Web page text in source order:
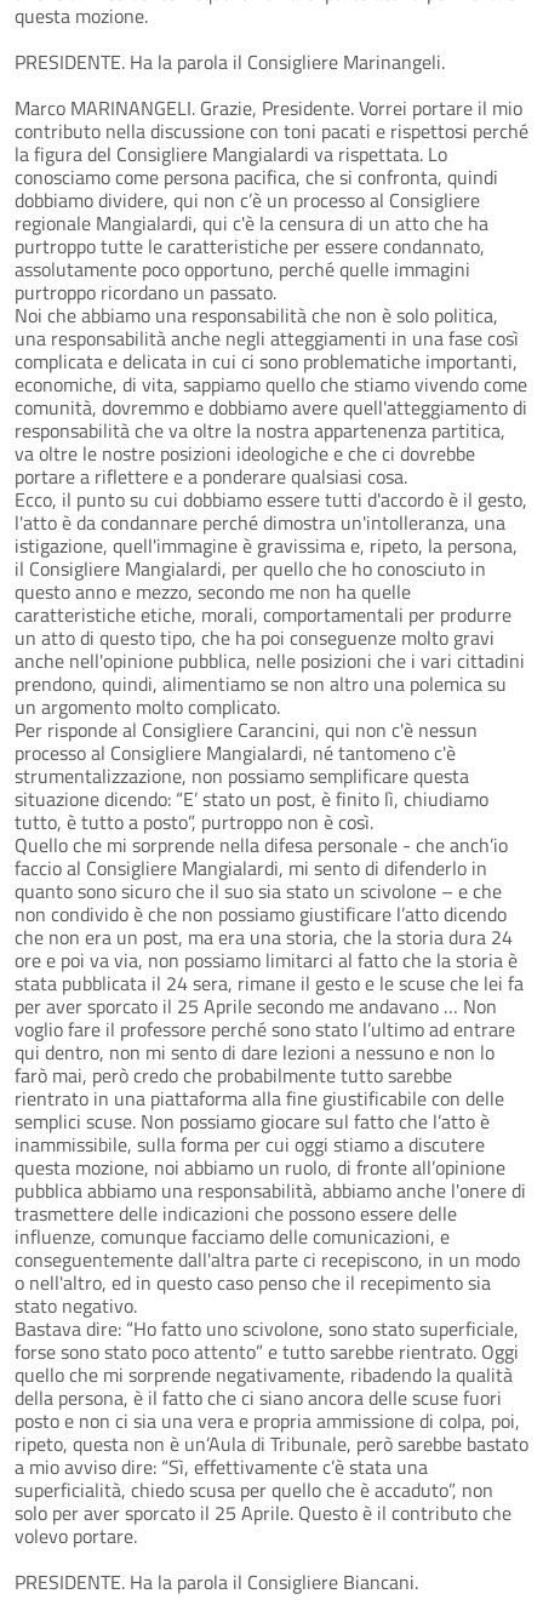
questa mozione.
PRESIDENTE. Ha la parola il Consigliere Marinangeli.
Marco MARINANGELI. Grazie, Presidente. Vorrei portare il mio
contributo nella discussione con toni pacati e rispettosi perché
la figura del Consigliere Mangialardi va rispettata. Lo
conosciamo come persona pacifica, che si confronta, quindi
dobbiamo dividere, qui non c’è un processo al Consigliere
regionale Mangialardi, qui c'è la censura di un atto che ha
purtroppo tutte le caratteristiche per essere condannato,
assolutamente poco opportuno, perché quelle immagini
purtroppo ricordano un passato.
Noi che abbiamo una responsabilità che non è solo politica,
una responsabilità anche negli atteggiamenti in una fase così
complicata e delicata in cui ci sono problematiche importanti,
economiche, di vita, sappiamo quello che stiamo vivendo come
comunità, dovremmo e dobbiamo avere quell'atteggiamento di
responsabilità che va oltre la nostra appartenenza partitica,
va oltre le nostre posizioni ideologiche e che ci dovrebbe
portare a riflettere e a ponderare qualsiasi cosa.
Ecco, il punto su cui dobbiamo essere tutti d'accordo è il gesto,
l'atto è da condannare perché dimostra un'intolleranza, una
istigazione, quell'immagine è gravissima e, ripeto, la persona,
il Consigliere Mangialardi, per quello che ho conosciuto in
questo anno e mezzo, secondo me non ha quelle
caratteristiche etiche, morali, comportamentali per produrre
un atto di questo tipo, che ha poi conseguenze molto gravi
anche nell'opinione pubblica, nelle posizioni che i vari cittadini
prendono, quindi, alimentiamo se non altro una polemica su
un argomento molto complicato.
Per risponde al Consigliere Carancini, qui non c'è nessun
processo al Consigliere Mangialardi, né tantomeno c'è
strumentalizzazione, non possiamo semplificare questa
situazione dicendo: “E’ stato un post, è finito lì, chiudiamo
tutto, è tutto a posto”, purtroppo non è così.
Quello che mi sorprende nella difesa personale - che anch’io
faccio al Consigliere Mangialardi, mi sento di difenderlo in
quanto sono sicuro che il suo sia stato un scivolone – e che
non condivido è che non possiamo giustificare l’atto dicendo
che non era un post, ma era una storia, che la storia dura 24
ore e poi va via, non possiamo limitarci al fatto che la storia è
stata pubblicata il 24 sera, rimane il gesto e le scuse che lei fa
per aver sporcato il 25 Aprile secondo me andavano … Non
voglio fare il professore perché sono stato l’ultimo ad entrare
qui dentro, non mi sento di dare lezioni a nessuno e non lo
farò mai, però credo che probabilmente tutto sarebbe
rientrato in una piattaforma alla fine giustificabile con delle
semplici scuse. Non possiamo giocare sul fatto che l’atto è
inammissibile, sulla forma per cui oggi stiamo a discutere
questa mozione, noi abbiamo un ruolo, di fronte all’opinione
pubblica abbiamo una responsabilità, abbiamo anche l'onere di
trasmettere delle indicazioni che possono essere delle
influenze, comunque facciamo delle comunicazioni, e
conseguentemente dall'altra parte ci recepiscono, in un modo
o nell'altro, ed in questo caso penso che il recepimento sia
stato negativo.
Bastava dire: “Ho fatto uno scivolone, sono stato superficiale,
forse sono stato poco attento” e tutto sarebbe rientrato. Oggi
quello che mi sorprende negativamente, ribadendo la qualità
della persona, è il fatto che ci siano ancora delle scuse fuori
posto e non ci sia una vera e propria ammissione di colpa, poi,
ripeto, questa non è un’Aula di Tribunale, però sarebbe bastato
a mio avviso dire: “Sì, effettivamente c’è stata una
superficialità, chiedo scusa per quello che è accaduto”, non
solo per aver sporcato il 25 Aprile. Questo è il contributo che
volevo portare.
PRESIDENTE. Ha la parola il Consigliere Biancani.